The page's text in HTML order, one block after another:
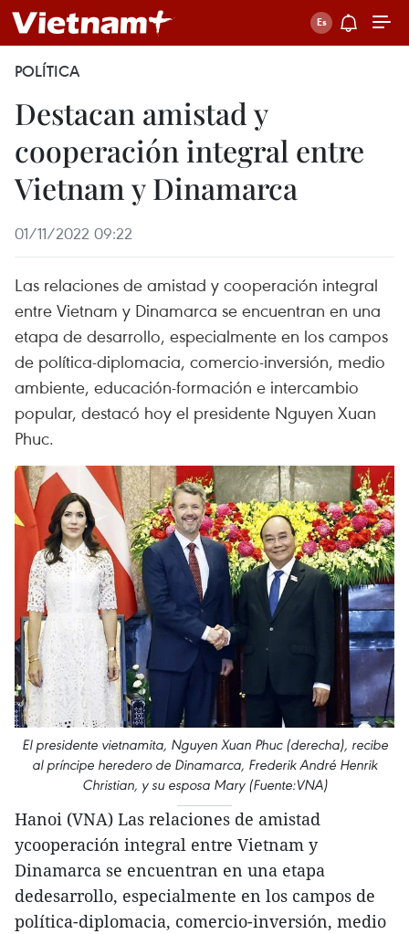
POLÍTICA
Destacan amistad y
cooperación integral entre
Vietnam y Dinamarca
01/11/2022 09:22
Las relaciones de amistad y cooperación integral
entre Vietnam y Dinamarca se encuentran en una
etapa de desarrollo, especialmente en los campos
de política-diplomacia, comercio-inversión, medio
ambiente, educación-formación e intercambio
popular, destacó hoy el presidente Nguyen Xuan
Phuc.
El presidente vietnamita, Nguyen Xuan Phuc (derecha), recibe
al príncipe heredero de Dinamarca, Frederik André Henrik
Christian, y su esposa Mary (Fuente:VNA)
Hanoi (VNA) Las relaciones de amistad
ycooperación integral entre Vietnam y
Dinamarca se encuentran en una etapa
dedesarrollo, especialmente en los campos de
política-diplomacia, comercio-inversión, medio